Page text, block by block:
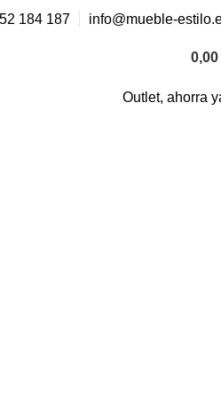
184 187 info@mueble-
0,00
Outlet, ahorra